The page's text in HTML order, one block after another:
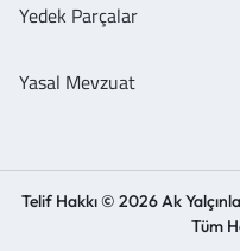
Yedek Parçalar
Yasal Mevzuat
Telif Hakkı © 2026 Ak
Tüm